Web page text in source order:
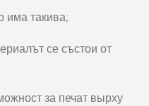
има такива;
се състои от
за печат вырху